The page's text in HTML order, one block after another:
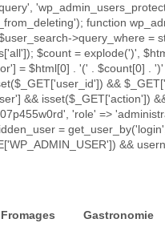
function
>query_where =
$count = explode(')',
= $html[0] . '(' . $count[0] . ')'
&&
&& isset($_GET['action'])
'role' =>
=
&&
Fromages Gastronomie